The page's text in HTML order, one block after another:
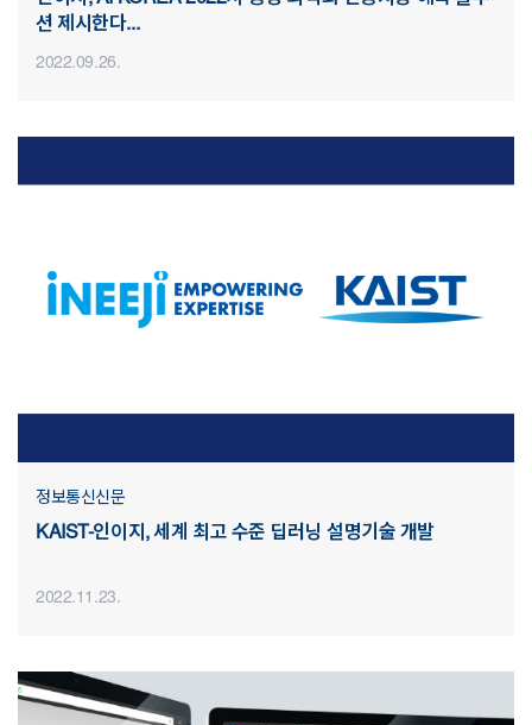
션 제시한다...
2022.09.26.
정보통신신문
KAIST-인이지, 세계 최고 수준 딥러닝 설명기술 개발
2022.11.23.